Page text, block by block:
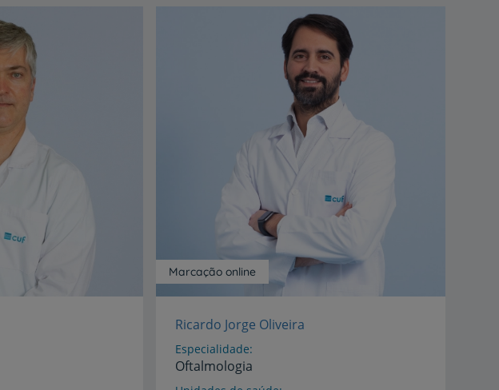
Marcação online
Ricardo Jorge Oliveira
Especialidade
Oftalmologia